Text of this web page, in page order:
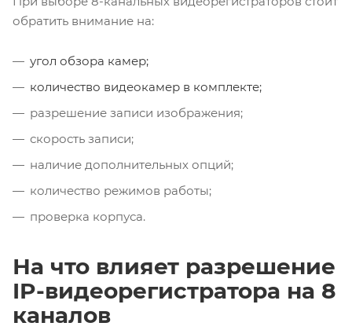
обратить внимание на:
угол обзора камер;
количество видеокамер в комплекте;
разрешение записи изображения;
скорость записи;
наличие дополнительных опций;
количество режимов работы;
проверка корпуса.
На что влияет разрешение
IP-видеорегистратора на 8
каналов